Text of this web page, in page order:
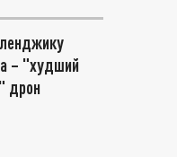
– "худший
дрон